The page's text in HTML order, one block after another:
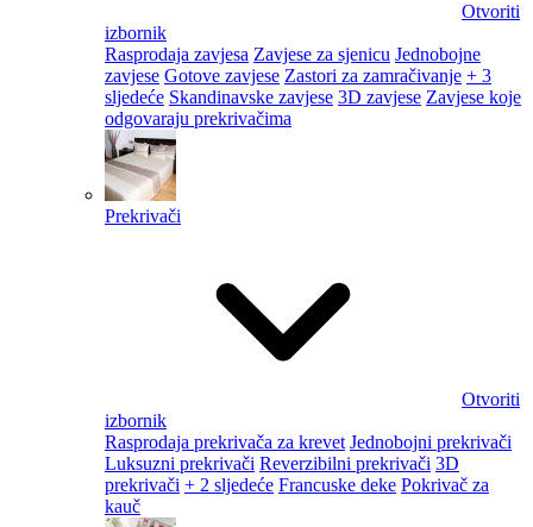
Otvoriti
izbornik
Rasprodaja zavjesa Zavjese za sjenicu Jednobojne
zavjese Gotove zavjese Zastori za zamračivanje + 3
sljedeće Skandinavske zavjese 3D zavjese Zavjese koje
odgovaraju prekrivačima
Prekrivači
Otvoriti
izbornik
Rasprodaja prekrivača za krevet Jednobojni prekrivači
Luksuzni prekrivači Reverzibilni prekrivači 3D
prekrivači + 2 sljedeće Francuske deke Pokrivač za
kauč